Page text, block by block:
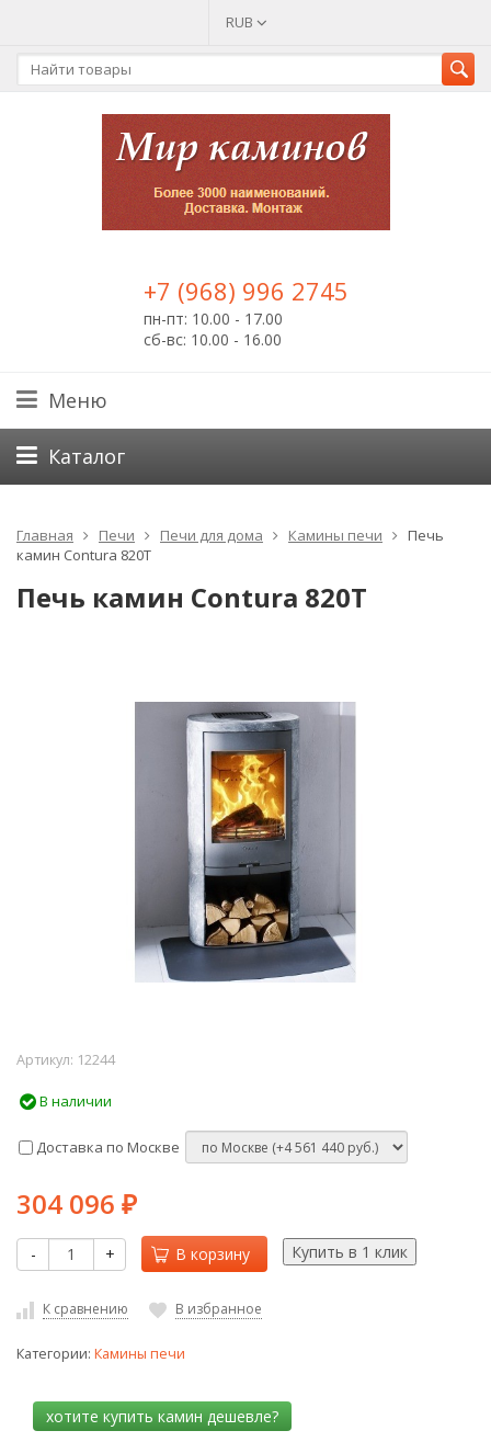
RUB
+7 (968) 996 2745
пн-пт: 10.00 - 17.00
сб-вс: 10.00 - 16.00
Меню
Каталог
Главная Печи Печи для дома Камины печи
Печь
камин Contura 820T
Печь камин Contura 820T
Артикул: 12244
В наличии
Доставка по Москве
304 096 ₽
- + В корзину
К сравнению В избранное
Категории: Камины печи